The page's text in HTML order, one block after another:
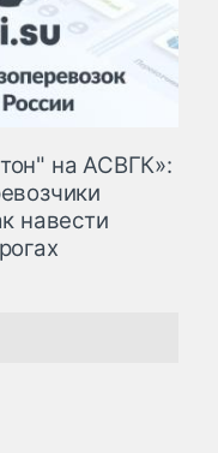
на АСВГК»:
навести